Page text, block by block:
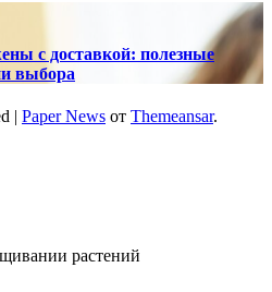
с доставкой: полезные
выбора
Paper News от Themeansar.
растений